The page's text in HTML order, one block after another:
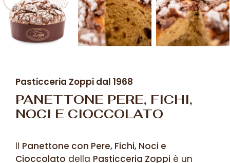
Pasticceria Zoppi dal 1968
PANETTONE PERE, FICHI,
NOCI E CIOCCOLATO
Il Panettone con Pere, Fichi, Noci e
Cioccolato della Pasticceria Zoppi è un